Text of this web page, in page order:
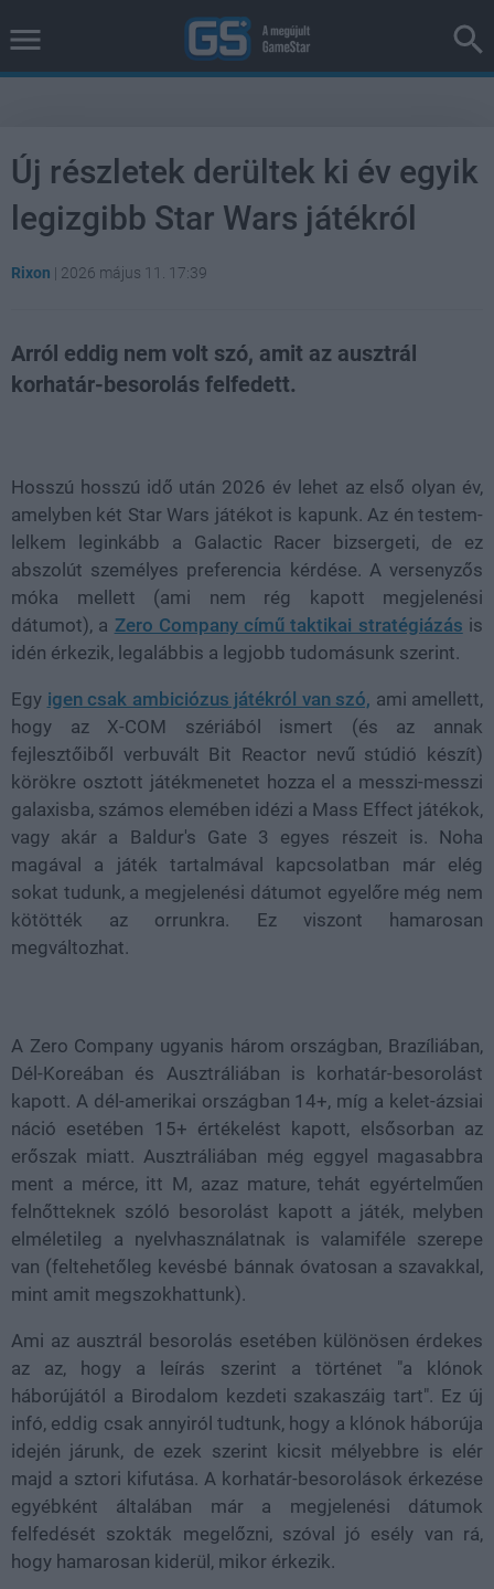
Új részletek derültek ki év egyik
legizgibb Star Wars játékról
Rixon | 2026 május 11. 17:39
Arról eddig nem volt szó, amit az ausztrál
korhatár-besorolás felfedett.
Hosszú hosszú idő után 2026 év lehet az első olyan év,
amelyben két Star Wars játékot is kapunk. Az én testem-
lelkem leginkább a Galactic Racer bizsergeti, de ez
abszolút személyes preferencia kérdése. A versenyzős
móka mellett (ami nem rég kapott megjelenési
dátumot), a Zero Company című taktikai stratégiázás is
idén érkezik, legalábbis a legjobb tudomásunk szerint.
Egy igen csak ambiciózus játékról van szó, ami amellett,
hogy az X-COM szériából ismert (és az annak
fejlesztőiből verbuvált Bit Reactor nevű stúdió készít)
körökre osztott játékmenetet hozza el a messzi-messzi
galaxisba, számos elemében idézi a Mass Effect játékok,
vagy akár a Baldur's Gate 3 egyes részeit is. Noha
magával a játék tartalmával kapcsolatban már elég
sokat tudunk, a megjelenési dátumot egyelőre még nem
kötötték az orrunkra. Ez viszont hamarosan
megváltozhat.
A Zero Company ugyanis három országban, Brazíliában,
Dél-Koreában és Ausztráliában is korhatár-besorolást
kapott. A dél-amerikai országban 14+, míg a kelet-ázsiai
náció esetében 15+ értékelést kapott, elsősorban az
erőszak miatt. Ausztráliában még eggyel magasabbra
ment a mérce, itt M, azaz mature, tehát egyértelműen
felnőtteknek szóló besorolást kapott a játék, melyben
elméletileg a nyelvhasználatnak is valamiféle szerepe
van (feltehetőleg kevésbé bánnak óvatosan a szavakkal,
mint amit megszokhattunk).
Ami az ausztrál besorolás esetében különösen érdekes
az az, hogy a leírás szerint a történet "a klónok
háborújától a Birodalom kezdeti szakaszáig tart". Ez új
infó, eddig csak annyiról tudtunk, hogy a klónok háborúja
idején járunk, de ezek szerint kicsit mélyebbre is elér
majd a sztori kifutása. A korhatár-besorolások érkezése
egyébként általában már a megjelenési dátumok
felfedését szokták megelőzni, szóval jó esély van rá,
hogy hamarosan kiderül, mikor érkezik.